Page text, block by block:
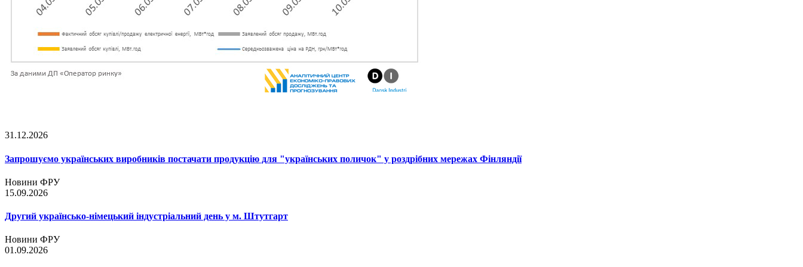
31.12.2026
Запрошуємо українських виробників постачати продукцію для "українських поличок" у роздрібних мережах Фінляндії
Новини ФРУ
15.09.2026
Другий українсько-німецький індустріальний день у м. Штутгарт
Новини ФРУ
01.09.2026